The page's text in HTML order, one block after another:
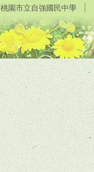
桃園市立自強國民中學